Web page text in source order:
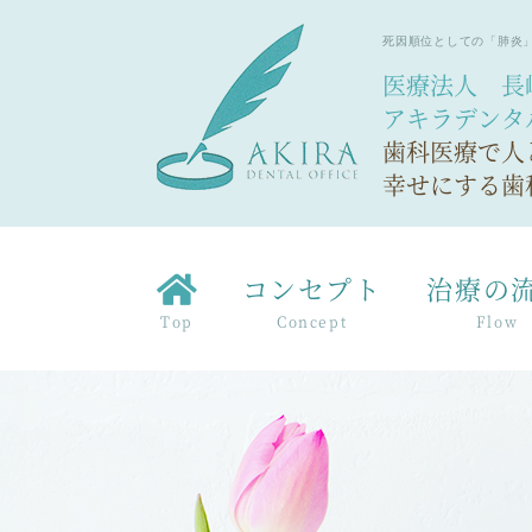
死因順位としての「肺炎
医療法人 長
アキラデン
歯科医療で
幸せにする
Top
コンセプト
Concept
治療の
Flow